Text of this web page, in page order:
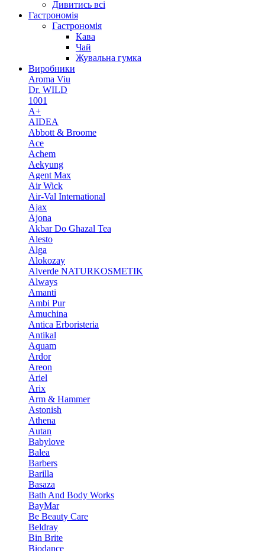
Дивитись всі
Гастрономія
Гастрономія
Кава
Чай
Жувальна гумка
Виробники
Aroma Viu
Dr. WILD
1001
A+
AIDEA
Abbott & Broome
Ace
Achem
Aekyung
Agent Max
Air Wick
Air-Val International
Ajax
Ajona
Akbar Do Ghazal Tea
Alesto
Alga
Alokozay
Alverde NATURKOSMETIK
Always
Amanti
Ambi Pur
Amuchina
Antica Erboristeria
Antikal
Aquam
Ardor
Areon
Ariel
Arix
Arm & Hammer
Astonish
Athena
Autan
Babylove
Balea
Barbers
Barilla
Basaza
Bath And Body Works
BayMar
Be Beauty Care
Beldray
Bin Brite
Biodance